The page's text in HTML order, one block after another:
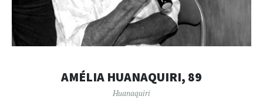
AMÉLIA HUANAQUIRI, 89
Huanaquiri